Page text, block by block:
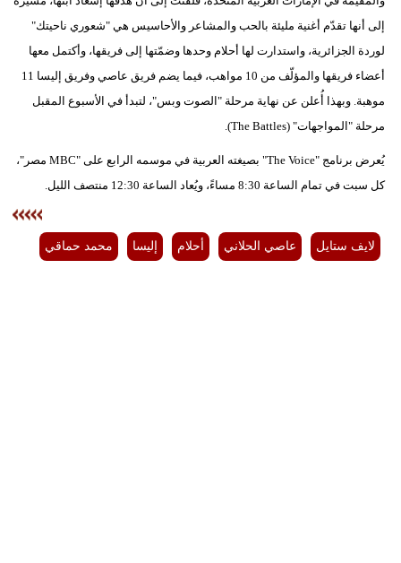
إلى أنها تقدّم أغنية مليئة بالحب والمشاعر والأحاسيس هي "شعوري ناحيتك"
لوردة الجزائرية، واستدارت لها أحلام وحدها وضمّتها إلى فريقها، وأكتمل معها
أعضاء فريقها والمؤلّف من 10 مواهب، فيما يضم فريق عاصي وفريق إليسا 11
موهبة. وبهذا أُعلن عن نهاية مرحلة "الصوت وبس"، لتبدأ في الأسبوع المقبل
مرحلة "المواجهات" (The Battles).
يُعرض برنامج "The Voice" بصيغته العربية في موسمه الرابع على "MBC مصر"،
كل سبت في تمام الساعة 8:30 مساءً، ويُعاد الساعة 12:30 منتصف الليل.
لايف ستايل عاصي الحلاني أحلام إليسا محمد حماقي